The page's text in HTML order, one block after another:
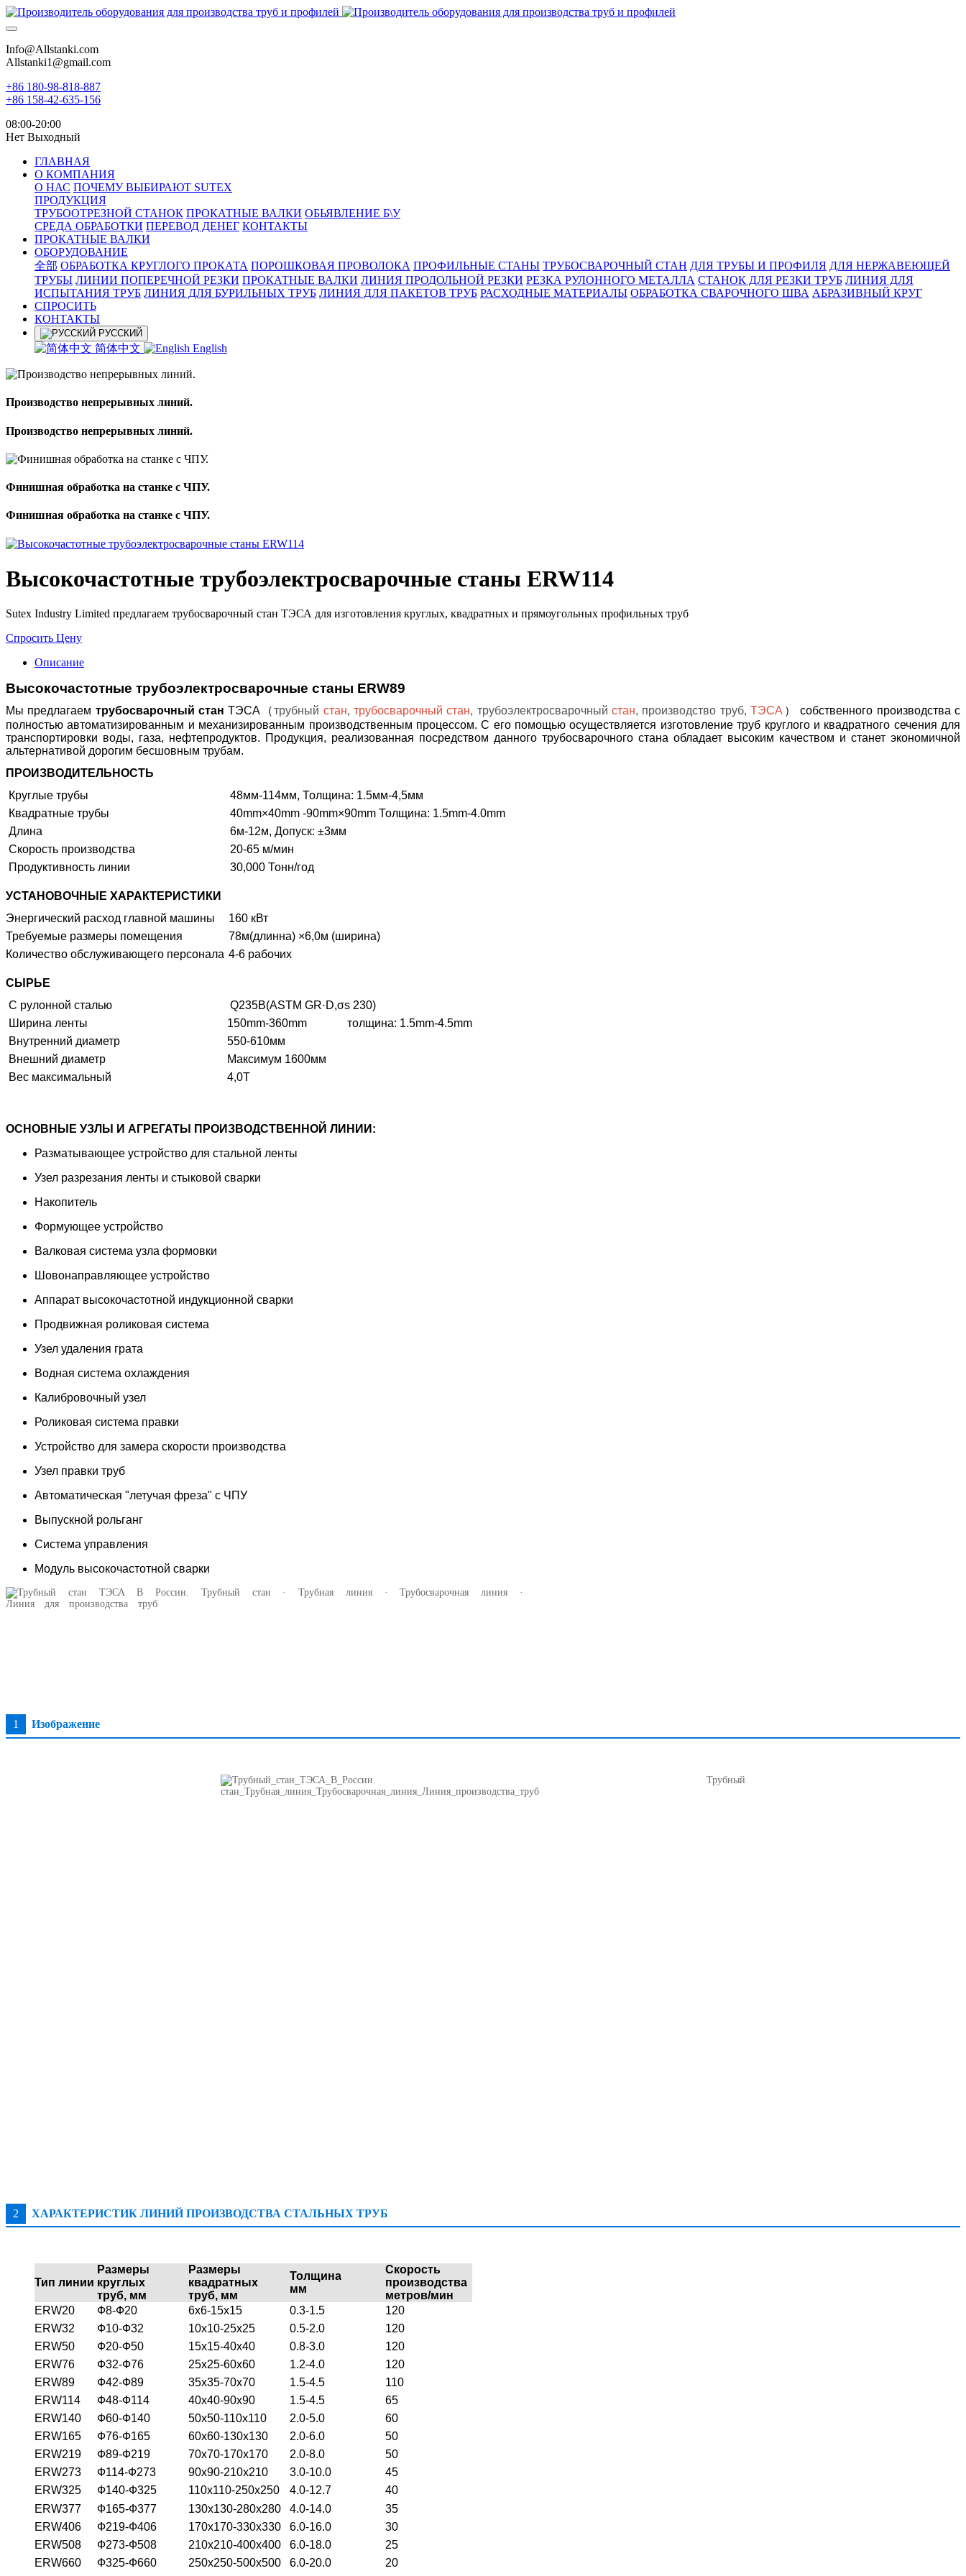
Info@Allstanki.com
Allstanki1@gmail.com
+86 180-98-818-887
+86 158-42-635-156
08:00-20:00
Нет Выходный
ГЛАВНАЯ
О КОМПАНИЯ
О НАС ПОЧЕМУ ВЫБИРАЮТ SUTEX
ПРОДУКЦИЯ
ТРУБООТРЕЗНОЙ СТАНОК ПРОКАТНЫЕ ВАЛКИ ОБЬЯВЛЕНИЕ Б\У
СРЕДА ОБРАБОТКИ ПЕРЕВОД ДЕНЕГ КОНТАКТЫ
ПРОКАТНЫЕ ВАЛКИ
ОБОРУДОВАНИЕ
全部 ОБРАБОТКА КРУГЛОГО ПРОКАТА ПОРОШКОВАЯ ПРОВОЛОКА ПРОФИЛЬНЫЕ СТАНЫ ТРУБОСВАРОЧНЫЙ СТАН ДЛЯ ТРУБЫ И ПРОФИЛЯ ДЛЯ НЕРЖАВЕЮЩЕЙ
ТРУБЫ ЛИНИИ ПОПЕРЕЧНОЙ РЕЗКИ ПРОКАТНЫЕ ВАЛКИ ЛИНИЯ ПРОДОЛЬНОЙ РЕЗКИ РЕЗКА РУЛОННОГО МЕТАЛЛА СТАНОК ДЛЯ РЕЗКИ ТРУБ ЛИНИЯ ДЛЯ
ИСПЫТАНИЯ ТРУБ ЛИНИЯ ДЛЯ БУРИЛЬНЫХ ТРУБ ЛИНИЯ ДЛЯ ПАКЕТОВ ТРУБ РАСХОДНЫЕ МАТЕРИАЛЫ OБРАБОТКА СВАРОЧНОГО ШВА АБРАЗИВНЫЙ КРУГ
СПРОСИТЬ
КОНТАКТЫ
РУССКИЙ
简体中文 English
Производство непрерывных линий.
Производство непрерывных линий.
Финишная обработка на станке с ЧПУ.
Финишная обработка на станке с ЧПУ.
Высокочастотные трубоэлектросварочные станы ERW114
Sutex Industry Limited предлагаем трубосварочный стан ТЭСА для изготовления круглых, квадратных и прямоугольных профильных труб
Спросить Цену
Описание
Высокочастотные трубоэлектросварочные станы ERW89
Мы предлагаем трубосварочный стан ТЭСА （трубный стан, трубосварочный стан, трубоэлектросварочныйстан, производство труб,ТЭСА ）
собственного производства с
полностью автоматизированным и механизированным производственным процессом. С его помощью осуществляется изготовление труб круглого и квадратного сечения для
транспортировки воды, газа, нефтепродуктов. Продукция, реализованная посредством данного трубосварочного стана обладает высоким качеством и станет экономичной
альтернативой дорогим бесшовным трубам.
ПРОИЗВОДИТЕЛЬНОСТЬ
Круглые трубы
48мм-114мм, Толщина: 1.5мм-4,5мм
Квадратные трубы
40mm×40mm -90mm×90mm Толщина: 1.5mm-4.0mm
Длина
6м-12м, Допуск: ±3мм
Скорость производства
20-65 м/мин
Продуктивность линии
30,000 Тонн/год
УСТАНОВОЧНЫЕ ХАРАКТЕРИСТИКИ
Энергический расход главной машины
160 кВт
Требуемые размеры помещения
78м(длинна) ×6,0м (ширина)
Количество обслуживающего персонала 4-6 рабочих
СЫРЬЕ
С рулонной сталью
Q235B(ASTM GR·D,σs 230)
Ширина ленты
150mm-360mm толщина: 1.5mm-4.5mm
Внутренний диаметр
550-610мм
Внешний диаметр
Максимум 1600мм
Вес максимальный
4,0Т
ОСНОВНЫЕ УЗЛЫ И АГРЕГАТЫ ПРОИЗВОДСТВЕННОЙ ЛИНИИ:
Разматывающее устройство для стальной ленты
Узел разрезания ленты и стыковой сварки
Накопитель
Формующее устройство
Валковая система узла формовки
Шовонаправляющее устройство
Аппарат высокочастотной индукционной сварки
Продвижная роликовая система
Узел удаления грата
Водная система охлаждения
Калибровочный узел
Роликовая система правки
Устройство для замера скорости производства
Узел правки труб
Автоматическая "летучая фреза" с ЧПУ
Выпускной рольганг
Система управления
Модуль высокочастотной сварки
1 Изображение
2 ХАРАКТЕРИСТИК ЛИНИЙ ПРОИЗВОДСТВА СТАЛЬНЫХ ТРУБ
Тип линии
Размеры
круглых
труб, мм
Размеры
квадратных
труб, мм
Толщина
мм
Скорость
производства
метров/мин
ERW20
Ф8-Ф20 6x6-15x15 0.3-1.5
120
ERW32
Ф10-Ф32 10x10-25x25 0.5-2.0
120
ERW50
Ф20-Ф50 15x15-40x40 0.8-3.0
120
ERW76
Ф32-Ф76 25x25-60x60 1.2-4.0
120
ERW89
Ф42-Ф89 35x35-70x70 1.5-4.5
110
ERW114
Ф48-Ф114 40x40-90x90 1.5-4.5
65
ERW140
Ф60-Ф140 50x50-110x110 2.0-5.0
60
ERW165
Ф76-Ф165 60x60-130x130 2.0-6.0
50
ERW219
Ф89-Ф219 70x70-170x170 2.0-8.0
50
ERW273
Ф114-Ф273 90x90-210x210 3.0-10.0
45
ERW325
Ф140-Ф325 110x110-250x250 4.0-12.7
40
ERW377
Ф165-Ф377 130x130-280x280 4.0-14.0
35
ERW406
Ф219-Ф406 170x170-330x330 6.0-16.0
30
ERW508
Ф273-Ф508 210x210-400x400 6.0-18.0
25
ERW660
Ф325-Ф660 250x250-500x500 6.0-20.0
20